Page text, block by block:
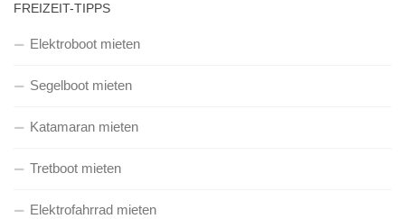
FREIZEIT-TIPPS
Elektroboot mieten
Segelboot mieten
Katamaran mieten
Tretboot mieten
Elektrofahrrad mieten